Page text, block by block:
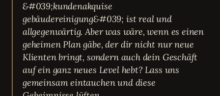
&#039;kundenakquise
gebäudereinigung&#039; ist real und
allgegenwärtig. Aber was wäre, wenn es einen
geheimen Plan gäbe, der dir nicht nur neue
Klienten bringt, sondern auch dein Geschäft
auf ein ganz neues Level hebt? Lass uns
gemeinsam eintauchen und diese